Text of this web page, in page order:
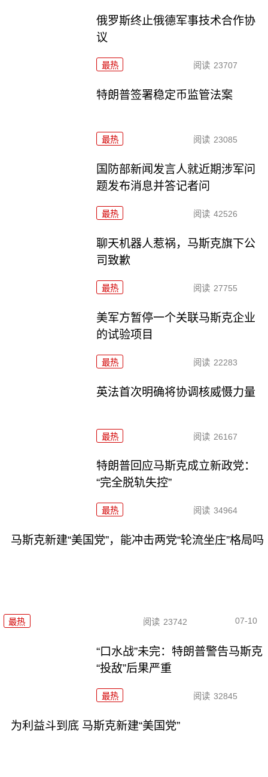
俄罗斯终止俄德军事技术合作协
议
最热 阅读 23707
特朗普签署稳定币监管法案
最热 阅读 23085
国防部新闻发言人就近期涉军问
题发布消息并答记者问
最热 阅读 42526
聊天机器人惹祸，马斯克旗下公
司致歉
最热 阅读 27755
美军方暂停一个关联马斯克企业
的试验项目
最热 阅读 22283
英法首次明确将协调核威慑力量
最热 阅读 26167
特朗普回应马斯克成立新政党：
“完全脱轨失控”
最热 阅读 34964
马斯克新建“美国党”，能冲击两党“轮流坐庄”格局吗
最热 阅读 23742 07-10
“口水战”未完：特朗普警告马斯克
“投敌”后果严重
最热 阅读 32845
为利益斗到底 马斯克新建“美国党”